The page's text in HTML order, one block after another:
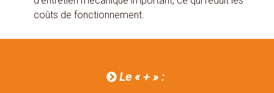
coûts de fonctionnement.
 Le « + » :